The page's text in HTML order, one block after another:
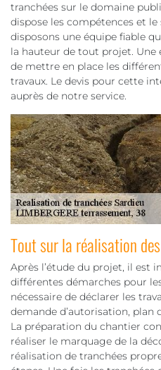
tranchées sur le domaine
dispose les compétences et
disposons une équipe fiable
la hauteur de tout projet.
de mettre en place les
travaux. Le devis pour cette
auprès de notre service.
Tout sur la réalisation
Après l’étude du projet, il est
différentes démarches pour
nécessaire de déclarer les
demande d’autorisation, plan
La préparation du chantier
réaliser le marquage de la
réalisation de tranchées